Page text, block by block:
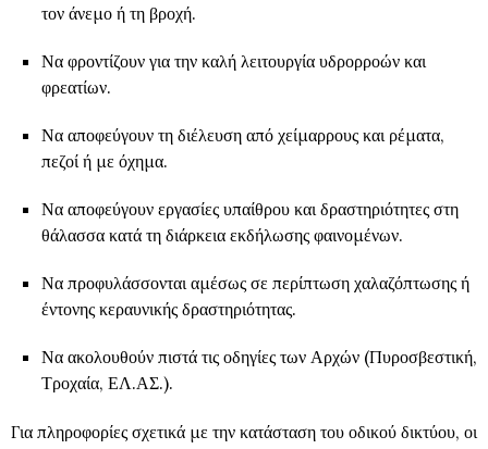
τον άνεμο ή τη βροχή.
Να φροντίζουν για την καλή λειτουργία υδρορροών και
φρεατίων.
Να αποφεύγουν τη διέλευση από χείμαρρους και ρέματα,
πεζοί ή με όχημα.
Να αποφεύγουν εργασίες υπαίθρου και δραστηριότητες στη
θάλασσα κατά τη διάρκεια εκδήλωσης φαινομένων.
Να προφυλάσσονται αμέσως σε περίπτωση χαλαζόπτωσης ή
έντονης κεραυνικής δραστηριότητας.
Να ακολουθούν πιστά τις οδηγίες των Αρχών (Πυροσβεστική,
Τροχαία, ΕΛ.ΑΣ.).
Για πληροφορίες σχετικά με την κατάσταση του οδικού δικτύου, οι